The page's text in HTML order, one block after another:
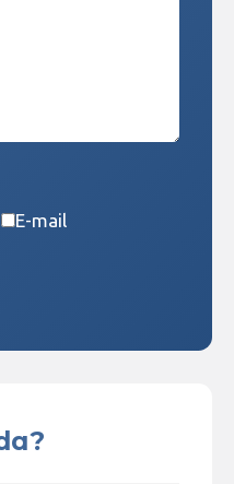
E-mail